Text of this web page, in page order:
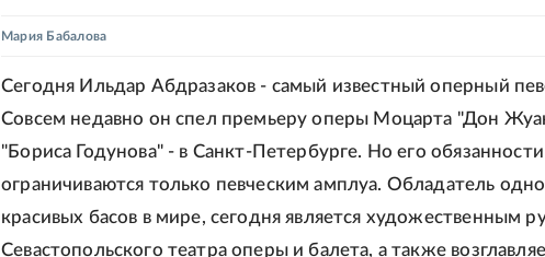
Мария Бабалова
Сегодня Ильдар Абдразаков - самый известный оперный
Совсем недавно он спел премьеру оперы Моцарта "Дон
"Бориса Годунова" - в Санкт-Петербурге. Но его
ограничиваются только певческим амплуа. Обладатель
красивых басов в мире, сегодня является художественным
Севастопольского театра оперы и балета, а также